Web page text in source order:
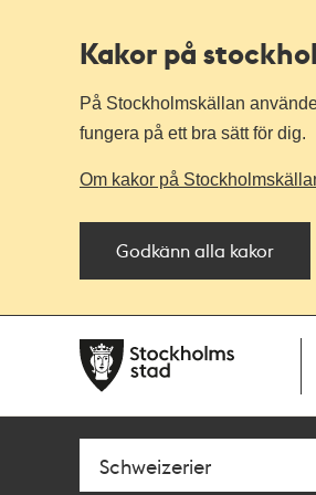
Kakor på
På Stockholmskällan
fungera på ett bra sätt för dig.
Om kakor på
Godkänn alla kakor
navigationen
huvudinnehållet
Sök